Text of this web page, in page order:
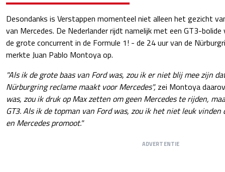
Desondanks is Verstappen momenteel niet alleen het gezicht
van Mercedes. De Nederlander rijdt namelijk met een GT3-
de grote concurrent in de Formule 1! - de 24 uur van de
merkte Juan Pablo Montoya op.
"Als ik de grote baas van Ford was, zou ik er niet blij mee zijn
Nürburgring reclame maakt voor Mercedes", zei Montoya
was, zou ik druk op Max zetten om geen Mercedes te rijden,
GT3. Als ik de topman van Ford was, zou ik het niet leuk
en Mercedes promoot."
ADVERTENTIE